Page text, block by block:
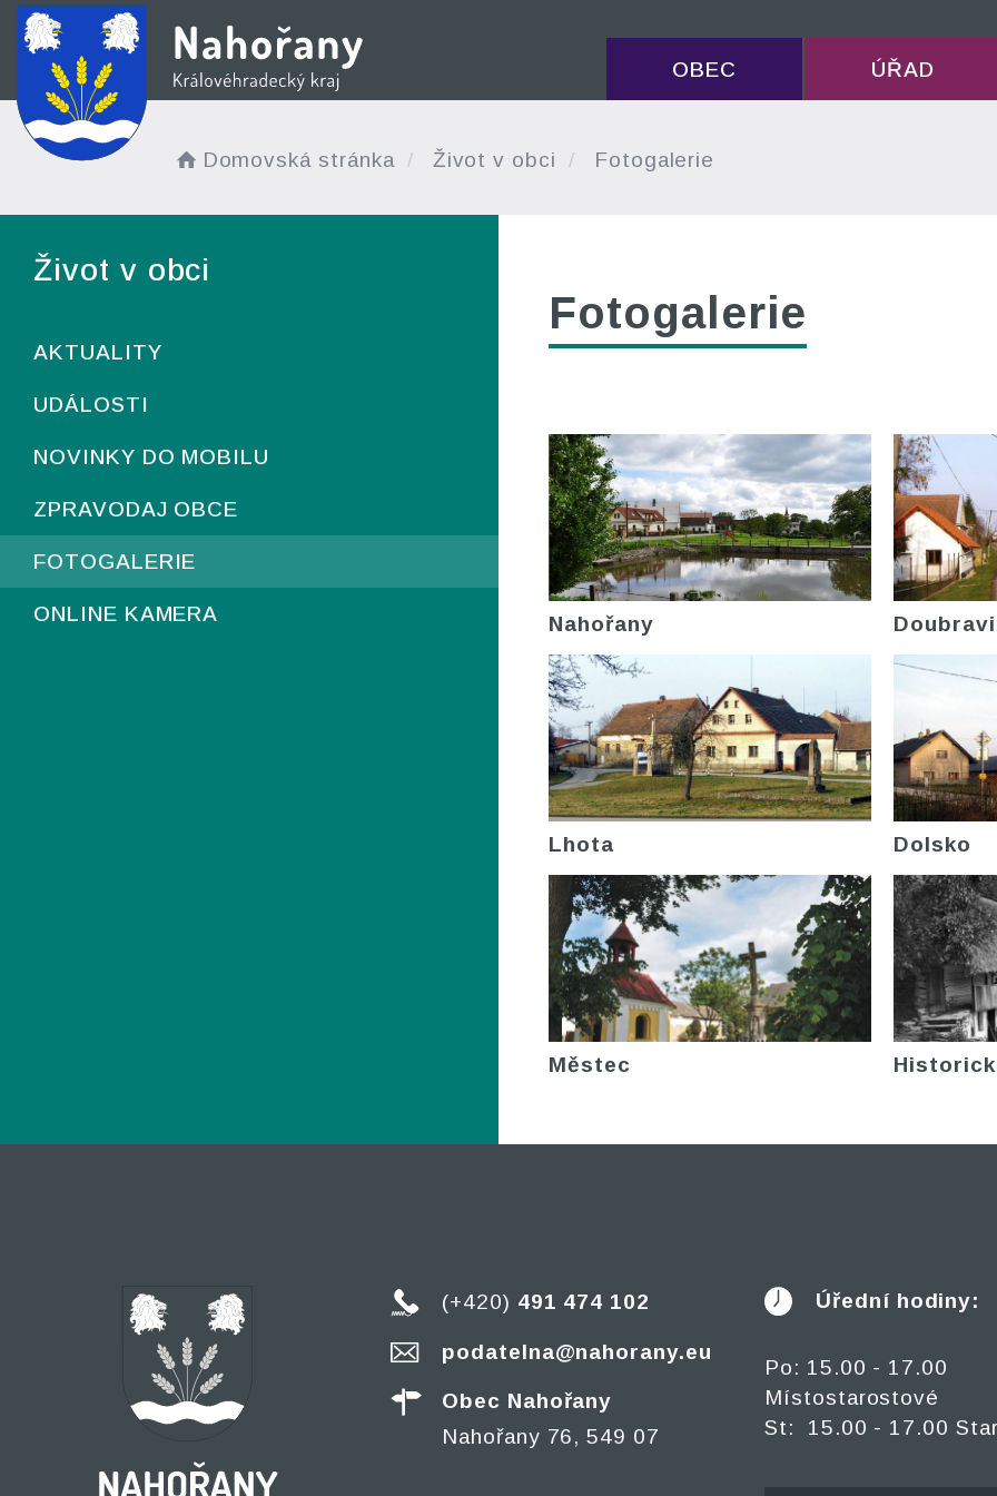
OBEC ÚŘAD
Domovská stránka Život v obci Fotogalerie
Život v obci
AKTUALITY
UDÁLOSTI
NOVINKY DO MOBILU
ZPRAVODAJ OBCE
FOTOGALERIE
ONLINE KAMERA
Fotogalerie
Nahořany
Lhota Dolsko
Městec
(+420) 491 474 102
podatelna@nahorany.eu
Obec Nahořany
Nahořany 76, 549 07
Úřední hodiny:
Po: 15.00 - 17.00
Místostarostové
St: 15.00 - 17.00